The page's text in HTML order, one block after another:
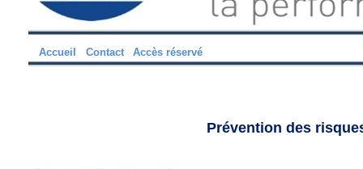
Accueil Contact Accès réservé
Prévention des